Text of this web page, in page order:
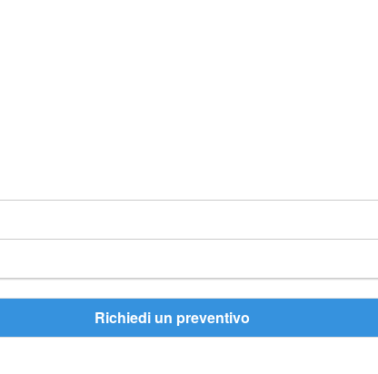
Richiedi un preventivo